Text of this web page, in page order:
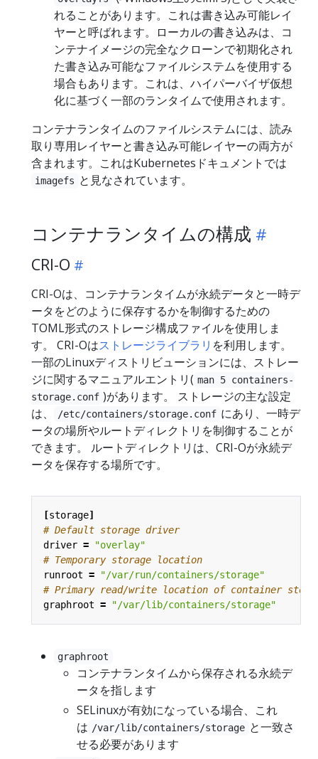
れることがあります。これは書き込み可能レイ
ヤーと呼ばれます。ローカルの書き込みは、コ
ンテナイメージの完全なクローンで初期化され
た書き込み可能なファイルシステムを使用する
場合もあります。これは、ハイパーバイザ仮想
化に基づく一部のランタイムで使用されます。
コンテナランタイムのファイルシステムには、読み
取り専用レイヤーと書き込み可能レイヤーの両方が
含まれます。これはKubernetesドキュメントでは
imagefs と見なされています。
コンテナランタイムの構成
CRI-O
CRI-Oは、コンテナランタイムが永続データと一時デ
ータをどのように保存するかを制御するための
TOML形式のストレージ構成ファイルを使用しま
す。 CRI-Oはストレージライブラリ を利用します。
一部のLinuxディストリビューションには、ストレー
ジに関するマニュアルエントリ( man 5 containers-
storage.conf )があります。 ストレージの主な設定
は、
/etc/containers/storage.conf にあり、一時デ
ータの場所やルートディレクトリを制御することが
できます。 ルートディレクトリは、CRI-Oが永続デ
ータを保存する場所です。
[storage]
# Default storage driver
driver =
"overlay"
# Temporary storage location
runroot =
"/var/run/containers/storage"
# Primary read/write location of container
graphroot = "/var/lib/containers/storage"
graphroot
コンテナランタイムから保存される永続デ
ータを指します
SELinuxが有効になっている場合、これ
は /var/lib/containers/storage と一致さ
せる必要があります